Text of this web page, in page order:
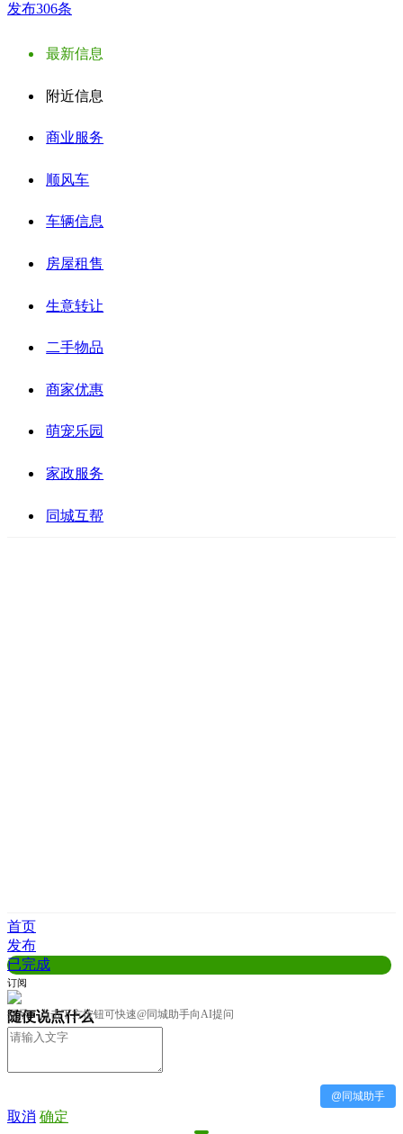
发布306条
最新信息
附近信息
商业服务
顺风车
车辆信息
房屋租售
生意转让
二手物品
商家优惠
萌宠乐园
家政服务
同城互帮
首页
发布
已完成
订阅
随便说点什么
提示：点击下方按钮可快速@同城助手向AI提问
@同城助手
取消 确定